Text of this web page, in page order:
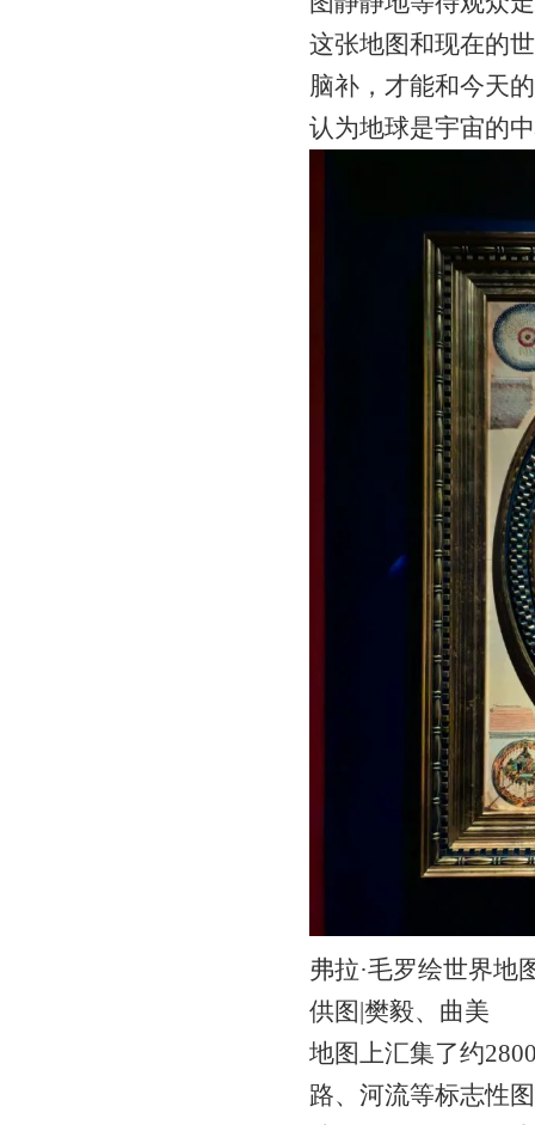
这张地图和现在的
脑补，才能和今天
认为地球是宇宙的
弗拉·毛罗绘世界地
供图|樊毅、曲美
地图上汇集了约
路、河流等标志性